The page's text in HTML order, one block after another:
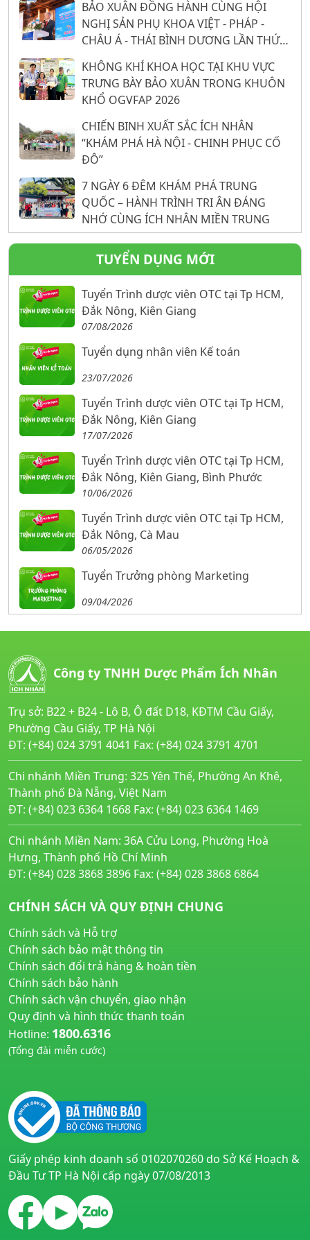
BẢO XUÂN ĐỒNG HÀNH CÙNG HỘI
NGHỊ SẢN PHỤ KHOA VIỆT - PHÁP -
CHÂU Á - THÁI BÌNH DƯƠNG LẦN THỨ
26: 16 NĂM KHẲNG ĐỊNH VỊ THẾ TỪ
NỀN TẢNG KHOA HỌC
KHÔNG KHÍ KHOA HỌC TẠI KHU VỰC
TRƯNG BÀY BẢO XUÂN TRONG KHUÔN
KHỔ OGVFAP 2026
CHIẾN BINH XUẤT SẮC ÍCH NHÂN
“KHÁM PHÁ HÀ NỘI - CHINH PHỤC CỐ
ĐÔ”
7 NGÀY 6 ĐÊM KHÁM PHÁ TRUNG
QUỐC – HÀNH TRÌNH TRI ÂN ĐÁNG
NHỚ CÙNG ÍCH NHÂN MIỀN TRUNG
TUYỂN DỤNG MỚI
Tuyển Trình dược viên OTC tại Tp HCM,
Đắk Nông, Kiên Giang
07/08/2026
Tuyển dụng nhân viên Kế toán
23/07/2026
Tuyển Trình dược viên OTC tại Tp HCM,
Đắk Nông, Kiên Giang
17/07/2026
Tuyển Trình dược viên OTC tại Tp HCM,
Đắk Nông, Kiên Giang, Bình Phước
10/06/2026
Tuyển Trình dược viên OTC tại Tp HCM,
Đắk Nông, Cà Mau
06/05/2026
Tuyển Trưởng phòng Marketing
09/04/2026
Công ty TNHH Dược Phẩm Ích Nhân
Trụ sở: B22 + B24 - Lô B, Ô đất D18, KĐTM Cầu Giấy,
Phường Cầu Giấy, TP Hà Nội
ĐT: (+84) 024 3791 4041 Fax: (+84) 024 3791 4701
Chi nhánh Miền Trung: 325 Yên Thế, Phường An Khê,
Thành phố Đà Nẵng, Việt Nam
ĐT: (+84) 023 6364 1668 Fax: (+84) 023 6364 1469
Chi nhánh Miền Nam: 36A Cửu Long, Phường Hoà
Hưng, Thành phố Hồ Chí Minh
ĐT: (+84) 028 3868 3896 Fax: (+84) 028 3868 6864
CHÍNH SÁCH VÀ QUY ĐỊNH CHUNG
Chính sách và Hỗ trợ
Chính sách bảo mật thông tin
Chính sách đổi trả hàng & hoàn tiền
Chính sách bảo hành
Chính sách vận chuyển, giao nhận
Quy định và hình thức thanh toán
Hotline: 1800.6316
(Tổng đài miễn cước)
Giấy phép kinh doanh số 0102070260 do Sở Kế Hoạch &
Đầu Tư TP Hà Nội cấp ngày 07/08/2013